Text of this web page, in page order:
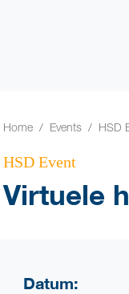
Home Events HSD
HSD Event
Virtuele
Datum: